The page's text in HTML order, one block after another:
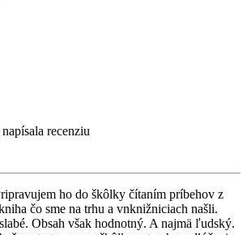
napísala recenziu
ho do škôlky čítaním príbehov z
čo sme na trhu a vnknižniciach našli.
Obsah však hodnotný. A najmä ľudský.